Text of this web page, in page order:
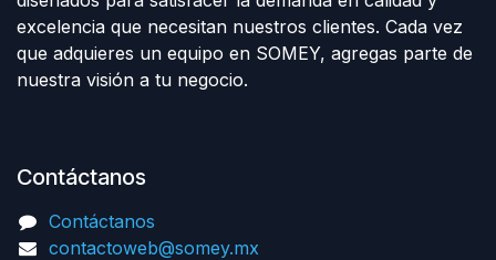
excelencia que necesitan nuestros clientes. Cada vez
que adquieres un equipo en SOMEY, agregas parte de
nuestra visión a tu negocio.
Contáctanos
Contáctanos
contactoweb@somey.mx